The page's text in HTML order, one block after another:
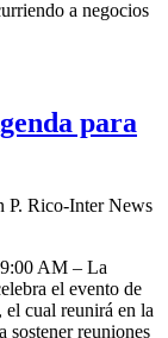
a negocios
para
P. Rico-Inter News
AM – La
el evento de
cual reunirá en la
sostener reuniones